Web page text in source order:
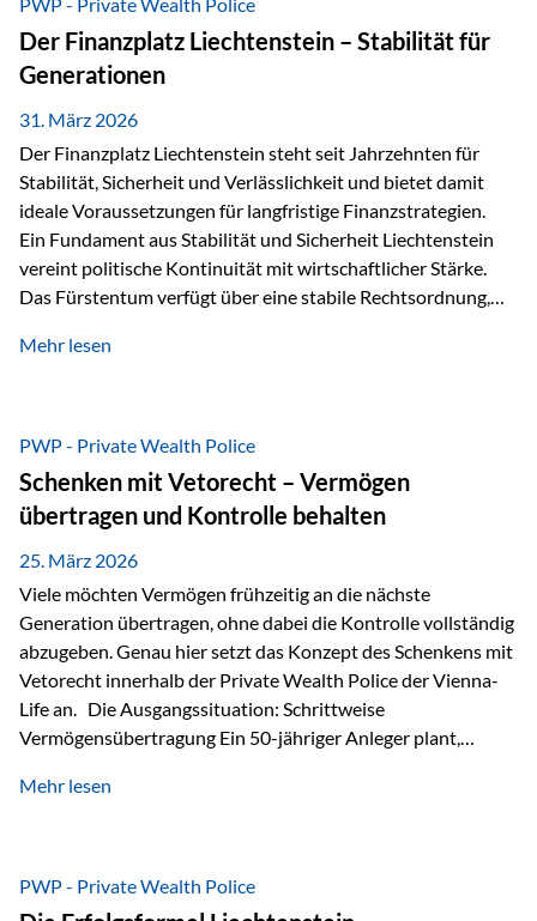
heißt das:Diese Gelder gehören im Konkursfall nicht zur
allgemeinen Konkursmasse, sondern werden ausschließlich
zur Erfüllung…
Der Finanzplatz Liechtenstein – Stabilität für
Generationen
31. März 2026
Der Finanzplatz Liechtenstein steht seit Jahrzehnten für
Stabilität, Sicherheit und Verlässlichkeit und bietet damit
ideale Voraussetzungen für langfristige Finanzstrategien.
Ein Fundament aus Stabilität und Sicherheit Liechtenstein
vereint politische Kontinuität mit wirtschaftlicher Stärke.
Das Fürstentum verfügt über eine stabile Rechtsordnung,
monarchischen Elementen basiert. Diese Struktur schafft
und Unternehmen. Ein wesentliches Merkmal ist die
Staatsfinanzierung: Liechtenstein weist keine
Staatsschulden auf, und der Schutz der wirtschaftlichen
Interessen der Bevölkerung ist in der Verfassung verankert.
Besonders hervorzuheben ist hierbei Artikel 14 der
liechtensteinischen Verfassung. Darin…
Mehr lesen
PWP - Private Wealth Police
Schenken mit Vetorecht – Vermögen
übertragen und Kontrolle behalten
25. März 2026
Viele möchten Vermögen frühzeitig an die nächste
Generation übertragen, ohne dabei die Kontrolle vollständig
abzugeben. Genau hier setzt das Konzept des Schenkens mit
Vetorecht innerhalb der Private Wealth Police der Vienna-
Life an. Die Ausgangssituation: Schrittweise
Vermögensübertragung Ein 50-jähriger Anleger plant,
der steuerliche Freibetrag optimal genutzt werden, sondern
strukturierte, langfristige Vermögensübertragung, ohne die
Kontrolle vollständig aus der Hand zu geben. Die Lösung:
Mehr lesen
PWP - Private Wealth Police